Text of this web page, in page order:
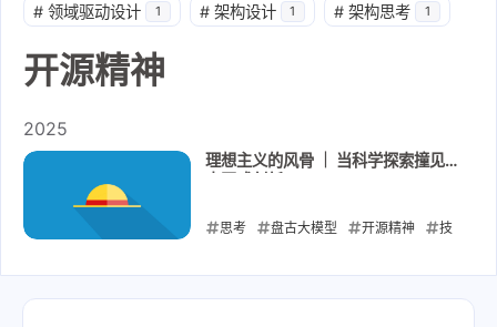
# 领域驱动设计 1 # 架构设计 1 # 架构思考 1
开源精神
2025
理想主义的风骨 ｜ 当科学探索撞见
思考 盘古大模型 开源精神 技
2025-07-11